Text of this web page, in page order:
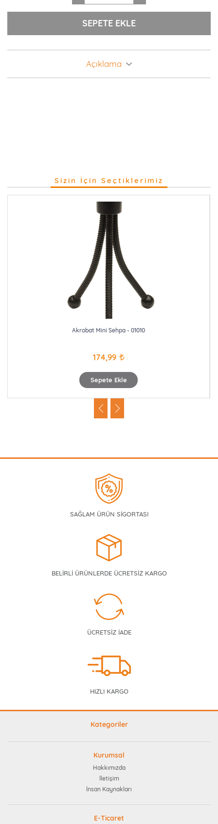
Açıklama
Sizin İçin Seçtiklerimiz
Sepete Ekle
Akrobat Mini Sehpa - 01010
174,99
SAĞLAM ÜRÜN SİGORTASI
BELİRLİ ÜRÜNLERDE ÜCRETSİZ KARGO
ÜCRETSİZ İADE
HIZLI KARGO
Kategoriler
Kurumsal
Hakkımızda
İletişim
İnsan Kaynakları
E-Ticaret